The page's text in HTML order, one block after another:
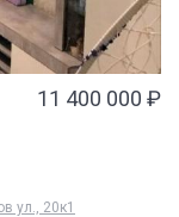
11 400 000 ₽
ул., 20к1